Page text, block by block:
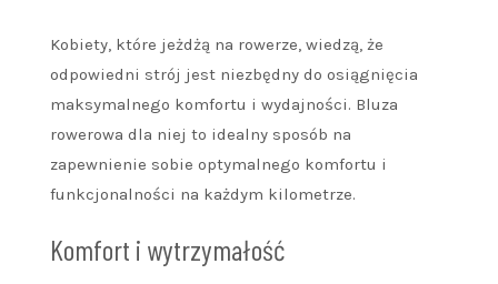
Kobiety, które jeżdżą na rowerze, wiedzą, że
odpowiedni strój jest niezbędny do osiągnięcia
maksymalnego komfortu i wydajności. Bluza
rowerowa dla niej to idealny sposób na
zapewnienie sobie optymalnego komfortu i
funkcjonalności na każdym kilometrze.
Komfort i wytrzymałość